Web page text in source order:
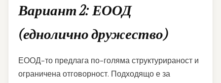
Вариант 2: ЕООД
(еднолично дружество)
ЕООД-то предлага по-голяма структурираност и
ограничена отговорност. Подходящо е за